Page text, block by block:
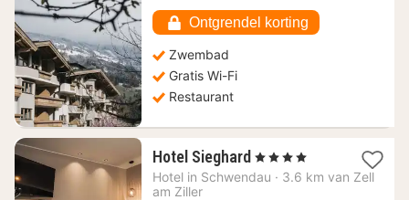
€
Ontgrendel korting
Zwembad
Gratis Wi-Fi
Restaurant
Hotel Sieghard 1
nacht
, 4 Sterren
Hotel in Schwendau · 3.6 km van Zell
am Ziller